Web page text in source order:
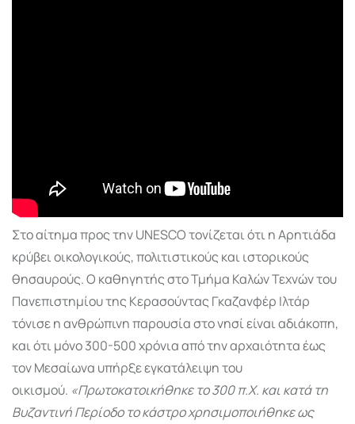
Στο αίτημα προς την UNESCO τονίζεται ότι η Αρητιάδα
κρύβει οικολογικούς, πολιτιστικούς και ιστορικούς
θησαυρούς. Ο καθηγητής στο Τμήμα Καλών Τεχνών του
Πανεπιστημίου της Κερασούντας Γκαζανφέρ Ιλτάρ
τόνισε η ανθρώπινη παρουσία στο νησί είναι αδιάκοπη,
και ότι μόνο 300-500 χρόνια από την αρχαιότητα έως
τον Μεσαίωνα υπήρξε εγκατάλειψη του
οικισμού. «Πρωτοκατοικήθηκε το 300 π.Χ. και κατά τη
Βυζαντινή Περίοδο το κάστρο χρησιμοποιήθηκε ως